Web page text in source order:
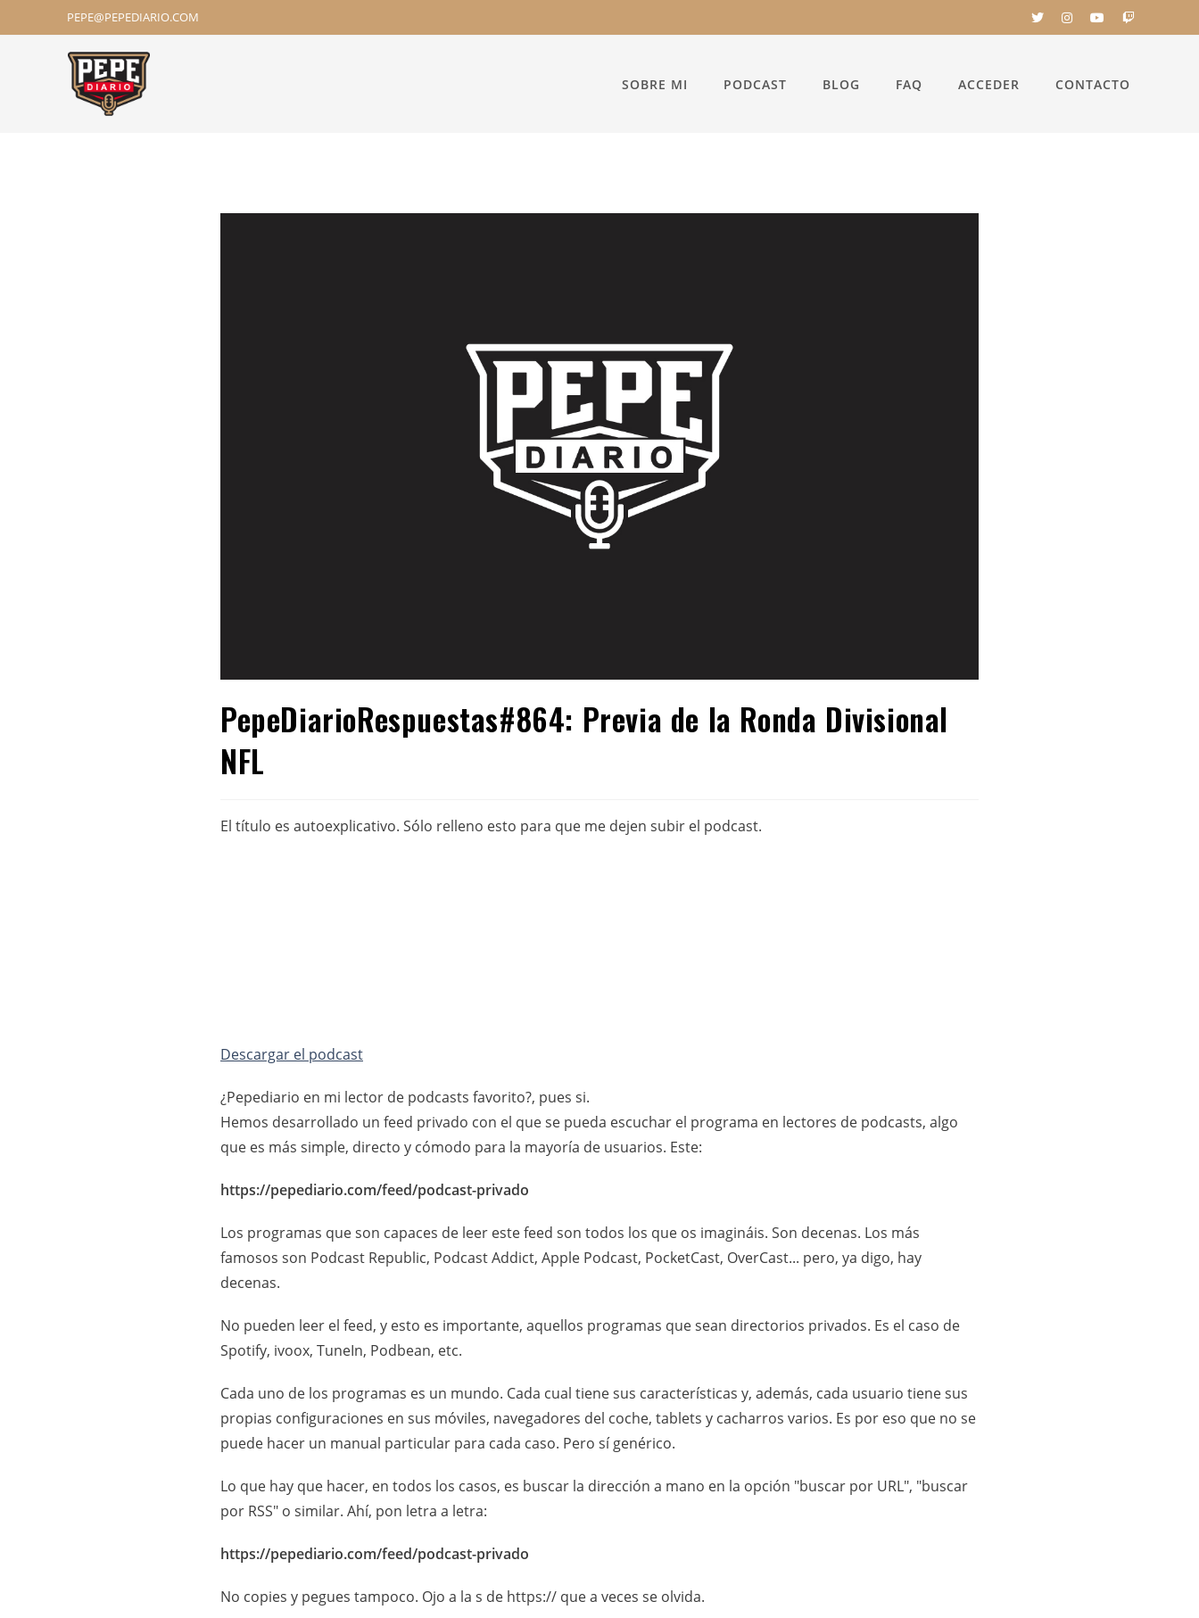
PEPE@PEPEDIARIO.COM
SOBRE MI PODCAST BLOG FAQ ACCEDER CONTACTO
PepeDiarioRespuestas#864: Previa de la Ronda Divisional
NFL
El título es autoexplicativo. Sólo relleno esto para que me dejen subir el podcast.
Descargar el podcast
¿Pepediario en mi lector de podcasts favorito?, pues si.
Hemos desarrollado un feed privado con el que se pueda escuchar el programa en lectores de podcasts, algo
que es más simple, directo y cómodo para la mayoría de usuarios. Este:
https://pepediario.com/feed/podcast-privado
Los programas que son capaces de leer este feed son todos los que os imagináis. Son decenas. Los más
famosos son Podcast Republic, Podcast Addict, Apple Podcast, PocketCast, OverCast... pero, ya digo, hay
decenas.
No pueden leer el feed, y esto es importante, aquellos programas que sean directorios privados. Es el caso de
Spotify, ivoox, TuneIn, Podbean, etc.
Cada uno de los programas es un mundo. Cada cual tiene sus características y, además, cada usuario tiene sus
propias configuraciones en sus móviles, navegadores del coche, tablets y cacharros varios. Es por eso que no se
puede hacer un manual particular para cada caso. Pero sí genérico.
Lo que hay que hacer, en todos los casos, es buscar la dirección a mano en la opción "buscar por URL", "buscar
por RSS" o similar. Ahí, pon letra a letra:
https://pepediario.com/feed/podcast-privado
No copies y pegues tampoco. Ojo a la s de https:// que a veces se olvida.